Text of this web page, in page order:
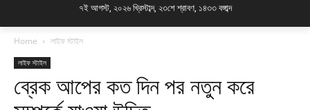
৭ই আগস্ট, ২০২৬ খ্রিস্টাব্দ, ২৩শে শ্রাবণ, ১৪৩৩ বঙ্গাব্দ
Home লাইফ স্টাইল
লাইফ স্টাইল
ব্রেক আপের কত দিন পর নতুন করে